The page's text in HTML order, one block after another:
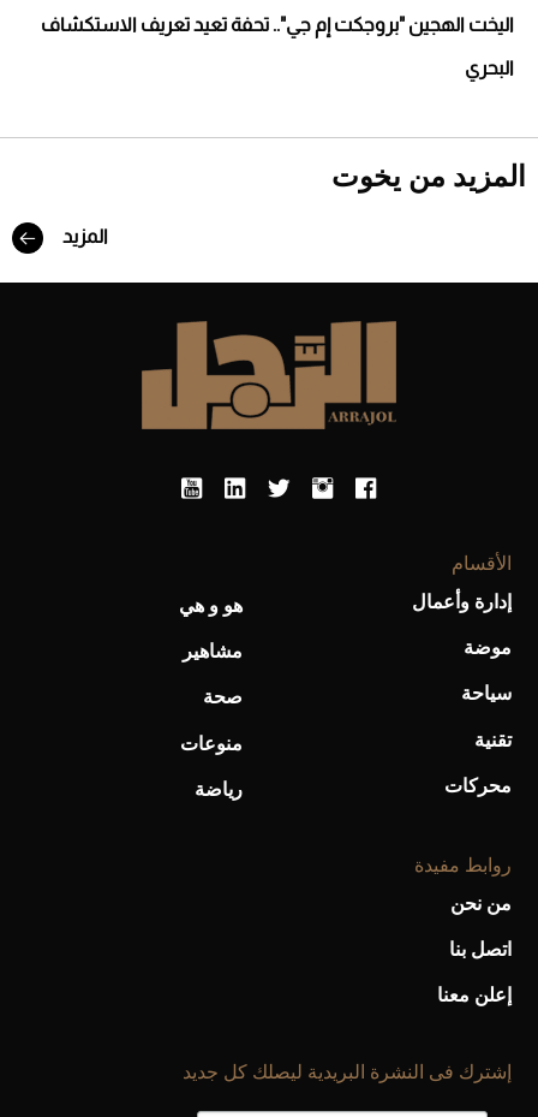
اليخت الهجين "بروجكت إم جي".. تحفة تعيد تعريف الاستكشاف
البحري
المزيد من يخوت
المزيد
الأقسام
إدارة وأعمال
موضة
سياحة
تقنية
محركات
هو و هي
مشاهير
صحة
منوعات
رياضة
روابط مفيدة
من نحن
اتصل بنا
إعلن معنا
إشترك فى النشرة البريدية ليصلك كل جديد